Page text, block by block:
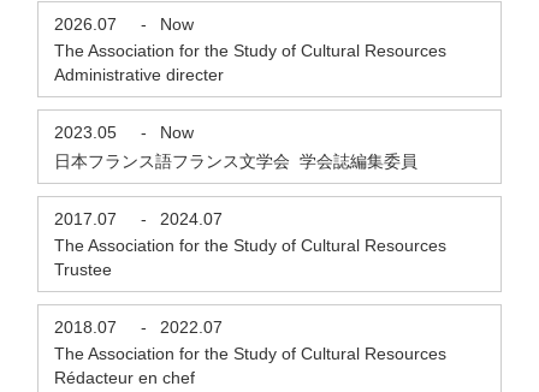
2026.07 -
Now
The Association for the Study of Cultural Resources
Administrative directer
2023.05 -
Now
日本フランス語フランス文学会 学会誌編集委員
2017.07 -
2024.07
The Association for the Study of Cultural Resources
Trustee
2018.07 -
2022.07
The Association for the Study of Cultural Resources
Rédacteur en chef